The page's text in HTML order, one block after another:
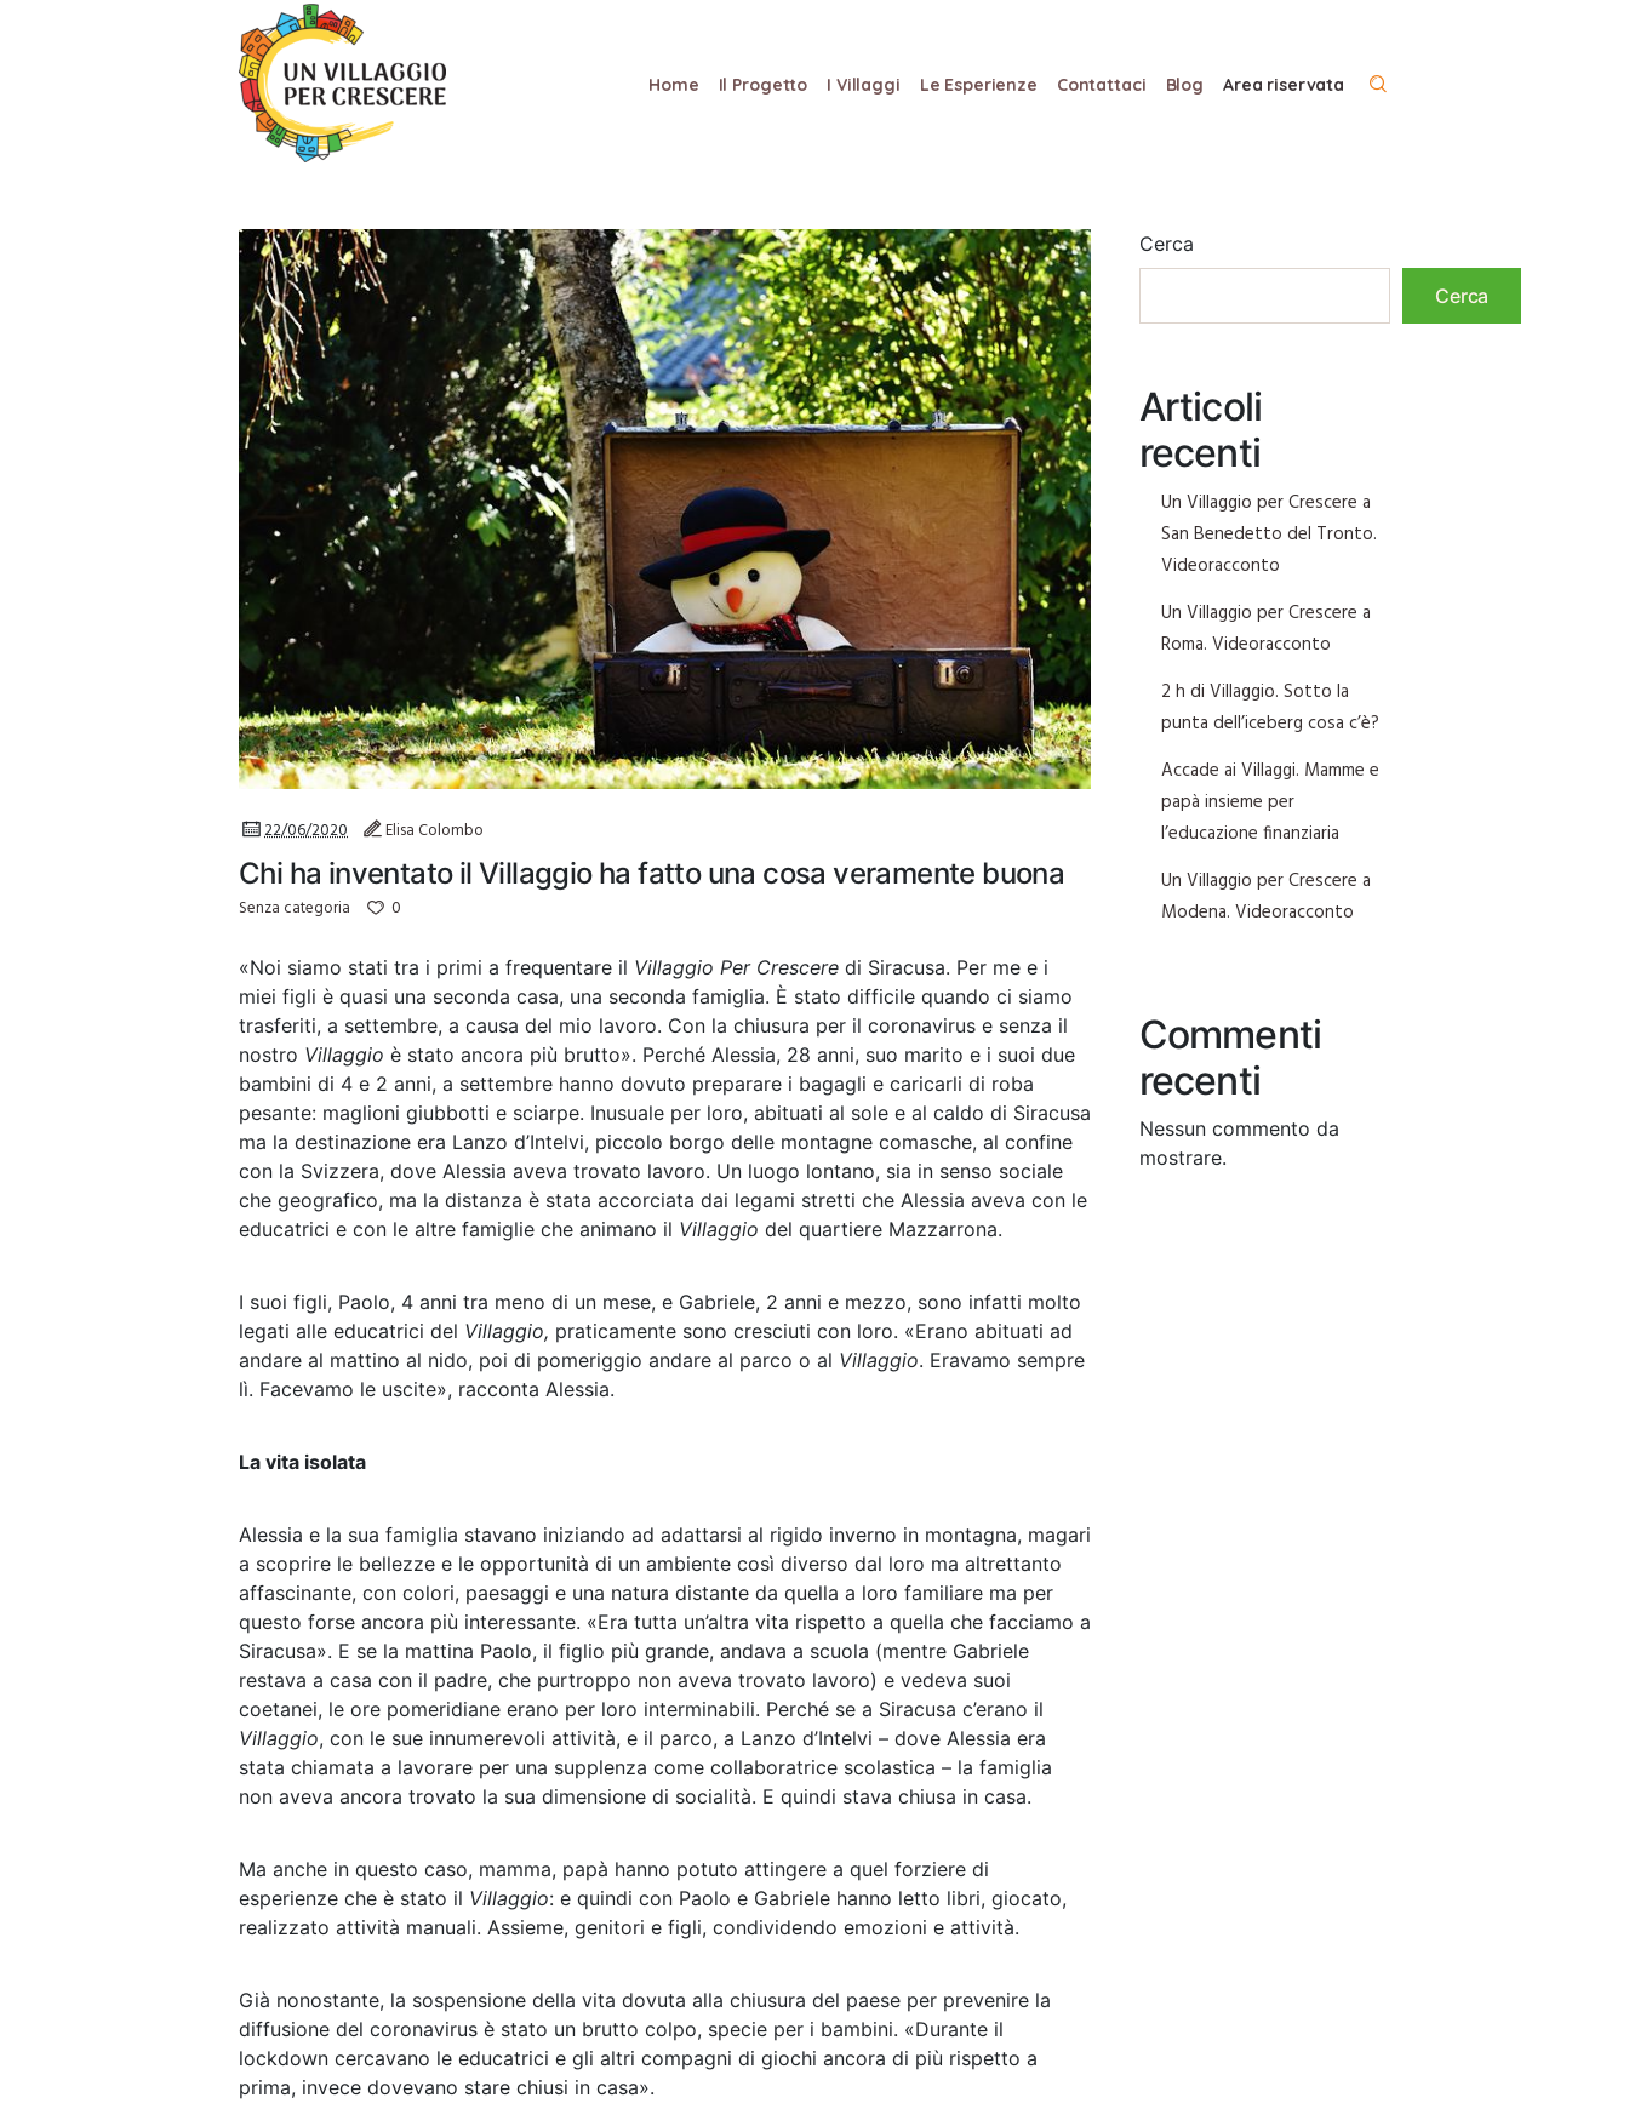
Home Il Progetto I Villaggi Le Esperienze Contattaci Blog Area riservata
22/06/2020 Elisa Colombo
Chi ha inventato il Villaggio ha fatto una cosa veramente buona
Senza categoria 0
«Noi siamo stati tra i primi a frequentare il Villaggio Per Crescere di Siracusa. Per me e i
miei figli è quasi una seconda casa, una seconda famiglia. È stato difficile quando ci siamo
trasferiti, a settembre, a causa del mio lavoro. Con la chiusura per il coronavirus e senza il
nostro Villaggio è stato ancora più brutto». Perché Alessia, 28 anni, suo marito e i suoi due
bambini di 4 e 2 anni, a settembre hanno dovuto preparare i bagagli e caricarli di roba
pesante: maglioni giubbotti e sciarpe. Inusuale per loro, abituati al sole e al caldo di Siracusa
ma la destinazione era Lanzo d’Intelvi, piccolo borgo delle montagne comasche, al confine
con la Svizzera, dove Alessia aveva trovato lavoro. Un luogo lontano, sia in senso sociale
che geografico, ma la distanza è stata accorciata dai legami stretti che Alessia aveva con le
educatrici e con le altre famiglie che animano il Villaggio del quartiere Mazzarrona.
I suoi figli, Paolo, 4 anni tra meno di un mese, e Gabriele, 2 anni e mezzo, sono infatti molto
legati alle educatrici del Villaggio, praticamente sono cresciuti con loro. «Erano abituati ad
andare al mattino al nido, poi di pomeriggio andare al parco o al Villaggio. Eravamo sempre
lì. Facevamo le uscite», racconta Alessia.
La vita isolata
Alessia e la sua famiglia stavano iniziando ad adattarsi al rigido inverno in montagna, magari
a scoprire le bellezze e le opportunità di un ambiente così diverso dal loro ma altrettanto
affascinante, con colori, paesaggi e una natura distante da quella a loro familiare ma per
questo forse ancora più interessante. «Era tutta un’altra vita rispetto a quella che facciamo a
Siracusa». E se la mattina Paolo, il figlio più grande, andava a scuola (mentre Gabriele
restava a casa con il padre, che purtroppo non aveva trovato lavoro) e vedeva suoi
coetanei, le ore pomeridiane erano per loro interminabili. Perché se a Siracusa c’erano il
Villaggio, con le sue innumerevoli attività, e il parco, a Lanzo d’Intelvi – dove Alessia era
stata chiamata a lavorare per una supplenza come collaboratrice scolastica – la famiglia
non aveva ancora trovato la sua dimensione di socialità. E quindi stava chiusa in casa.
Ma anche in questo caso, mamma, papà hanno potuto attingere a quel forziere di
esperienze che è stato il Villaggio: e quindi con Paolo e Gabriele hanno letto libri, giocato,
realizzato attività manuali. Assieme, genitori e figli, condividendo emozioni e attività.
Già nonostante, la sospensione della vita dovuta alla chiusura del paese per prevenire la
diffusione del coronavirus è stato un brutto colpo, specie per i bambini. «Durante il
lockdown cercavano le educatrici e gli altri compagni di giochi ancora di più rispetto a
prima, invece dovevano stare chiusi in casa».
Cerca
Cerca
Articoli
recenti
Un Villaggio per Crescere a
San Benedetto del Tronto.
Videoracconto
Un Villaggio per Crescere a
Roma. Videoracconto
2 h di Villaggio. Sotto la
punta dell’iceberg cosa c’è?
Accade ai Villaggi. Mamme e
papà insieme per
l’educazione finanziaria
Un Villaggio per Crescere a
Modena. Videoracconto
Commenti
recenti
Nessun commento da
mostrare.